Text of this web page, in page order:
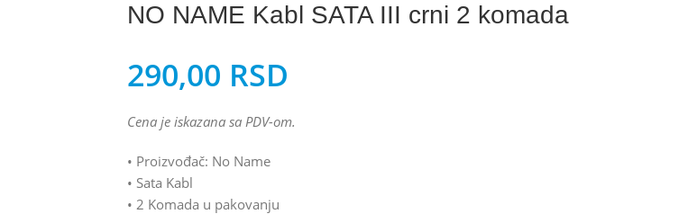
NO NAME Kabl SATA III crni 2 komada
290,00 RSD
Cena je iskazana sa PDV-om.
• Proizvođač: No Name
• Sata Kabl
• 2 Komada u pakovanju